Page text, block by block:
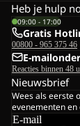
Heb je hulp
09:00 - 17:00
Gratis
00800 - 965 375 46
E-
Reacties binnen 48
Nieuwsbrief
Wees als eerste
evenementen
E-mail